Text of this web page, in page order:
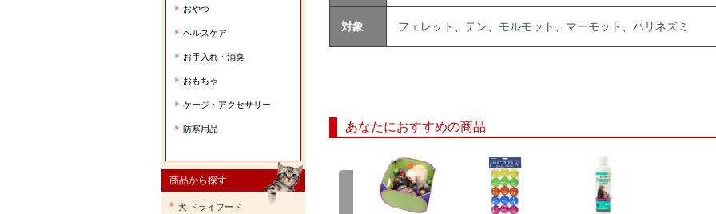
対象 フェレット、テン、モルモット、マーモット、ハリネズミ
あなたにおすすめの商品
▶︎ おやつ
▶︎ ヘルスケア
▶︎ お手入れ・消臭
▶︎ おもちゃ
▶︎ ケージ・アクセサリー
▶︎ 防寒用品
商品から探す
▶︎ 犬 ドライフード